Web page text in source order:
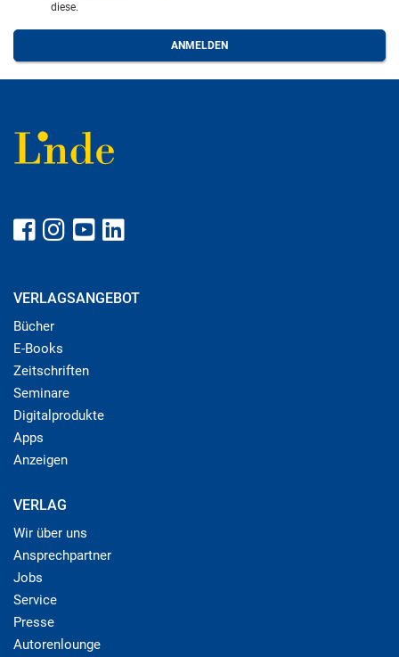
diese.
VERLAGSANGEBOT
Bücher
E-Books
Zeitschriften
Seminare
Digitalprodukte
Apps
Anzeigen
VERLAG
Wir über uns
Ansprechpartner
Jobs
Service
Presse
Autorenlounge